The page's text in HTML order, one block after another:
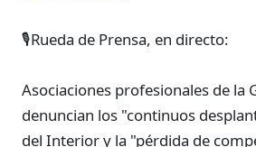
🎙️Rueda de Prensa, en directo:
Asociaciones profesionales de la
denuncian los "continuos
del Interior y la "pérdida de